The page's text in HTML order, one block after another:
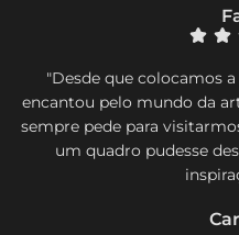
"Desde que colocamos
encantou pelo mundo da
sempre pede para
um quadro pudesse